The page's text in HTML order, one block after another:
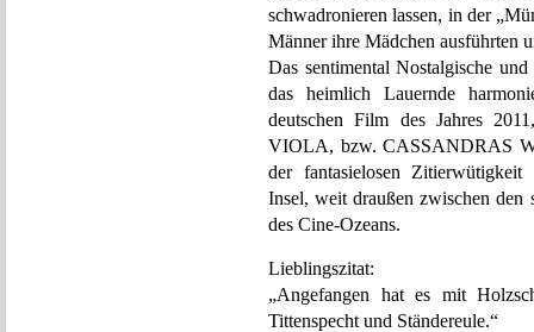
schwadronieren lassen, in der
Männer ihre Mädchen ausführten
Das sentimental Nostalgische
das heimlich Lauernde
deutschen Film des Jahres
VIOLA, bzw. CASSANDRAS
der fantasielosen Zitierwütigkeit
Insel, weit draußen zwischen den
des Cine-Ozeans.
Lieblingszitat:
„Angefangen hat es mit
Tittenspecht und Ständereule.“